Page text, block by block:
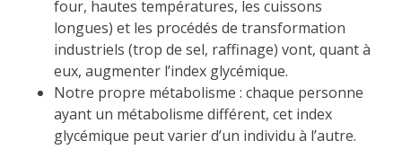
four, hautes températures, les cuissons
longues) et les procédés de transformation
industriels (trop de sel, raffinage) vont, quant à
eux, augmenter l’index glycémique.
Notre propre métabolisme : chaque personne
ayant un métabolisme différent, cet index
glycémique peut varier d’un individu à l’autre.